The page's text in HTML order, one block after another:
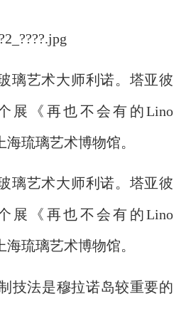
艺术大师利诺。塔亚彼
展《再也不会有的Lino
海琉璃艺术博物馆。
艺术大师利诺。塔亚彼
展《再也不会有的Lino
海琉璃艺术博物馆。
法是穆拉诺岛较重要的